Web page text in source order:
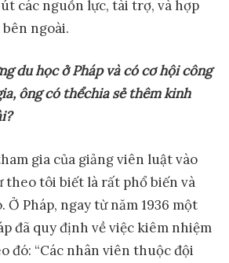
các nguồn lực, tài trợ, và hợp
ngoài.
du họcởPháp và có cơhội công
ông có thểchia sẻthêm kinh
gia của giảng viên luật vào
theo tôi biết là rất phổ biến và
Ở Pháp, ngay từ năm 1936 một
đã quy định về việc kiêm nhiệm
đó: “Các nhân viên thuộc đội